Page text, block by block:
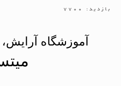
بازدید: 7700
آموزشگاه آرایش،
میتسا